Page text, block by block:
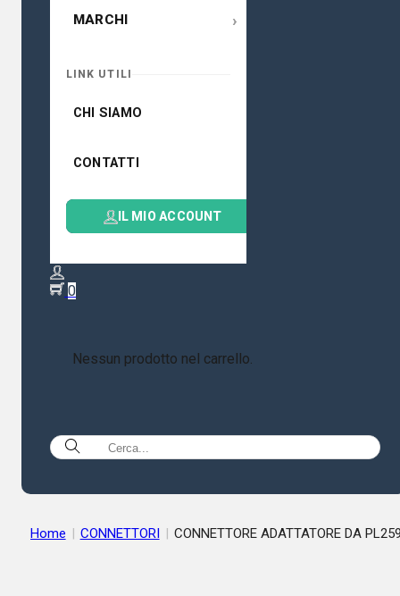
MARCHI ›
LINK UTILI
CHI SIAMO
CONTATTI
IL MIO ACCOUNT
0
Nessun prodotto nel carrello.
Home | CONNETTORI | CONNETTORE ADATTATORE DA